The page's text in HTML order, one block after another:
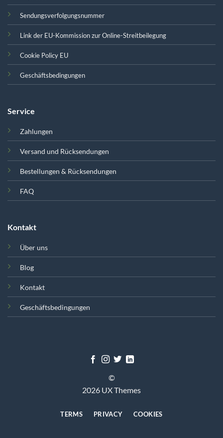
Sendungsverfolgungsnummer
Link der EU-Kommission zur Online-Streitbeilegung
Cookie Policy EU
Geschäftsbedingungen
Service
Zahlungen
Versand und Rücksendungen
Bestellungen & Rücksendungen
FAQ
Kontakt
Über uns
Blog
Kontakt
Geschäftsbedingungen
©
2026 UX Themes
TERMS PRIVACY COOKIES